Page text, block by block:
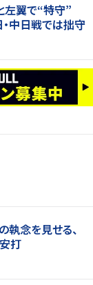
左翼で“特守”
中日戦では拙守
念を見せる、
打